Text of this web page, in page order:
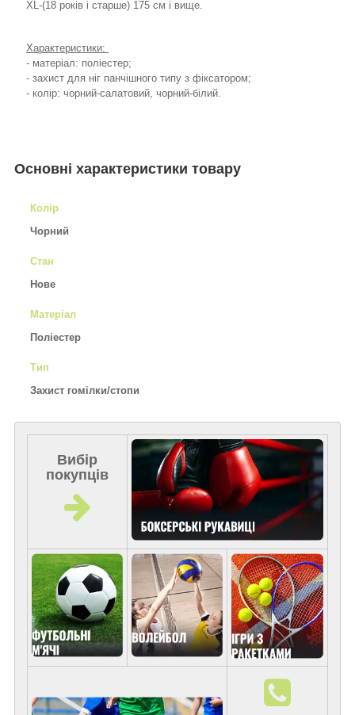
XL-(18 років і старше) 175 см і вище.
Характеристики:
- матеріал: поліестер;
- захист для ніг панчішного типу з фіксатором;
- колір: чорний-салатовий, чорний-білий.
Основні характеристики товару
Колір
Чорний
Стан
Нове
Матеріал
Поліестер
Тип
Захист гомілки/стопи
Вибір
покупців